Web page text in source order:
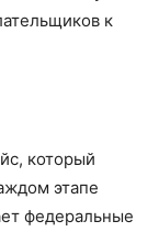
к
который
этапе
федеральные